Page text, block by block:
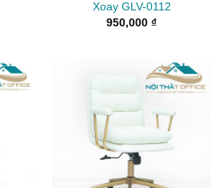
Xoay GLV-0112
950,000 ₫